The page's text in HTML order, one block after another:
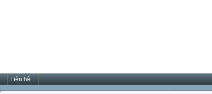
Liên hệ